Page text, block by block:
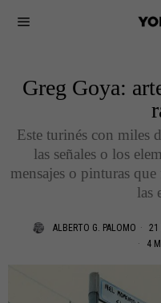
Greg Goya:
Este turinés con miles
las señales o los
mensajes o pinturas
las
ALBERTO G. PALOMO 21
4